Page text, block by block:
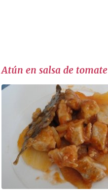
Atún en salsa de tomate